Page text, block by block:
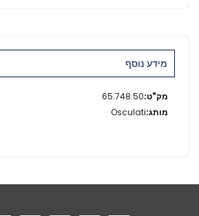
מידע נוסף
מידע
נוסף
65.748.50
Osculati